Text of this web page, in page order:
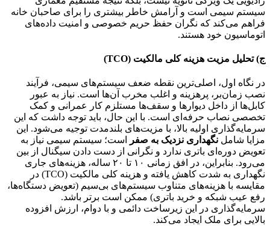
سیستم سیمی است و آرامش خاطر بیشتری را برای صاحبان خانه
فراهم می‌کند که نگران حفظ حریم خصوصی و امنیت داده‌های
اتوماسیون خود هستند.
ج) تحلیل مزیت هزینه کلی مالکیت (TCO)
در نگاه اول، اصلی‌ترین نقطه ضعف سیستم‌های سیمی، فرآیند
نصب زمان‌بر، پرهزینه و اغلب مخرب آن‌ها است. نیاز به عبور
کابل‌ها از داخل دیوارها و سقف‌ها مستلزم کار عمرانی و کمک
تخصصی نصاب حرفه‌ای است. با این حال، باید توجه داشت که این
سرمایه‌گذاری اولیه بالا، با مزیت‌های بلندمدت توجیه می‌شود. این
مزایا شامل نگهداری نزدیک به صفر
است؛ سیستم سیمی نیاز به
تعویض دوره‌ای باتری ندارد و نگرانی از دست دادن سیگنال از بین
می‌رود. بنابراین، در افق زمانی ۱۰ تا ۲۰ ساله، هزینه‌های جاری
نگهداری به شدت کاهش یافته و هزینه کلی مالکیت (TCO) در
مقایسه با هزینه‌های متناوب سیستم‌های بی‌سیم (تعویض دستگاه‌ها،
رفع عیب شبکه و خرید باتری) ممکن است برتر باشد.
سرمایه‌گذاری در این زیرساخت دائمی و با دوام، ارزش افزوده
بالایی برای ملک ایجاد می‌کند.